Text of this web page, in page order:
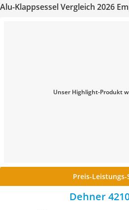
Alu-Klappsessel Vergleich 2026
Unser Highlight-Produkt
Preis-Leistungs-
Dehner